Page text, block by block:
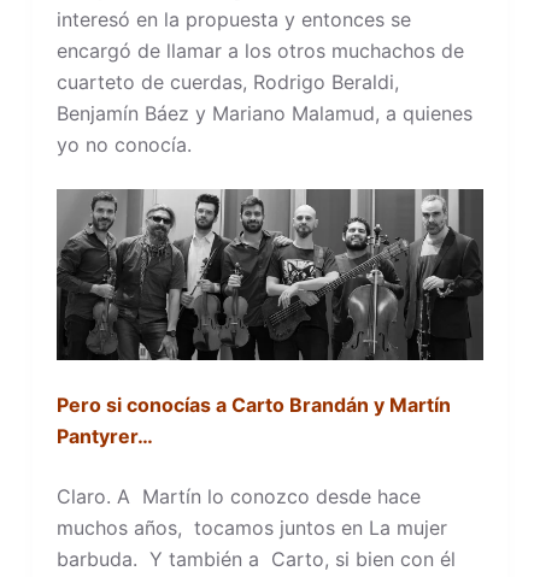
interesó en la propuesta y entonces se
encargó de llamar a los otros muchachos de
cuarteto de cuerdas, Rodrigo Beraldi,
Benjamín Báez y Mariano Malamud, a quienes
yo no conocía.
Pero si conocías a Carto Brandán y Martín
Pantyrer…
Claro. A Martín lo conozco desde hace
muchos años, tocamos juntos en La mujer
barbuda. Y también a Carto, si bien con él